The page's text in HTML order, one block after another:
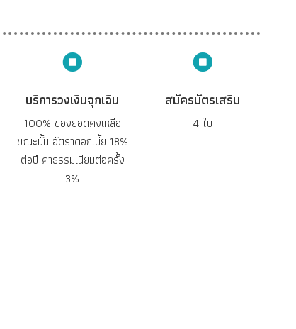
บริการวงเงินฉุกเฉิน
100% ของยอดคงเหลือ
ขณะนั้น อัตราดอกเบี้ย 18%
ต่อปี ค่าธรรมเนียมต่อครั้ง
3%
สมัครบัตรเสริม
4 ใบ